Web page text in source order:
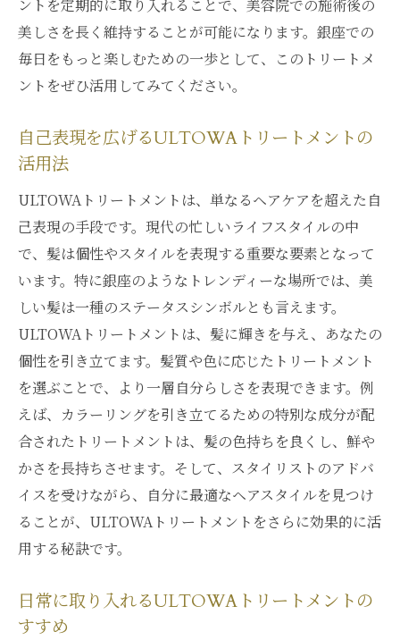
ントを定期的に取り入れることで、美容院での施術後の
美しさを長く維持することが可能になります。銀座での
毎日をもっと楽しむための一歩として、このトリートメ
ントをぜひ活用してみてください。
自己表現を広げるULTOWAトリートメントの
活用法
ULTOWAトリートメントは、単なるヘアケアを超えた自
己表現の手段です。現代の忙しいライフスタイルの中
で、髪は個性やスタイルを表現する重要な要素となって
います。特に銀座のようなトレンディーな場所では、美
しい髪は一種のステータスシンボルとも言えます。
ULTOWAトリートメントは、髪に輝きを与え、あなたの
個性を引き立てます。髪質や色に応じたトリートメント
を選ぶことで、より一層自分らしさを表現できます。例
えば、カラーリングを引き立てるための特別な成分が配
合されたトリートメントは、髪の色持ちを良くし、鮮や
かさを長持ちさせます。そして、スタイリストのアドバ
イスを受けながら、自分に最適なヘアスタイルを見つけ
ることが、ULTOWAトリートメントをさらに効果的に活
用する秘訣です。
日常に取り入れるULTOWAトリートメントの
すすめ